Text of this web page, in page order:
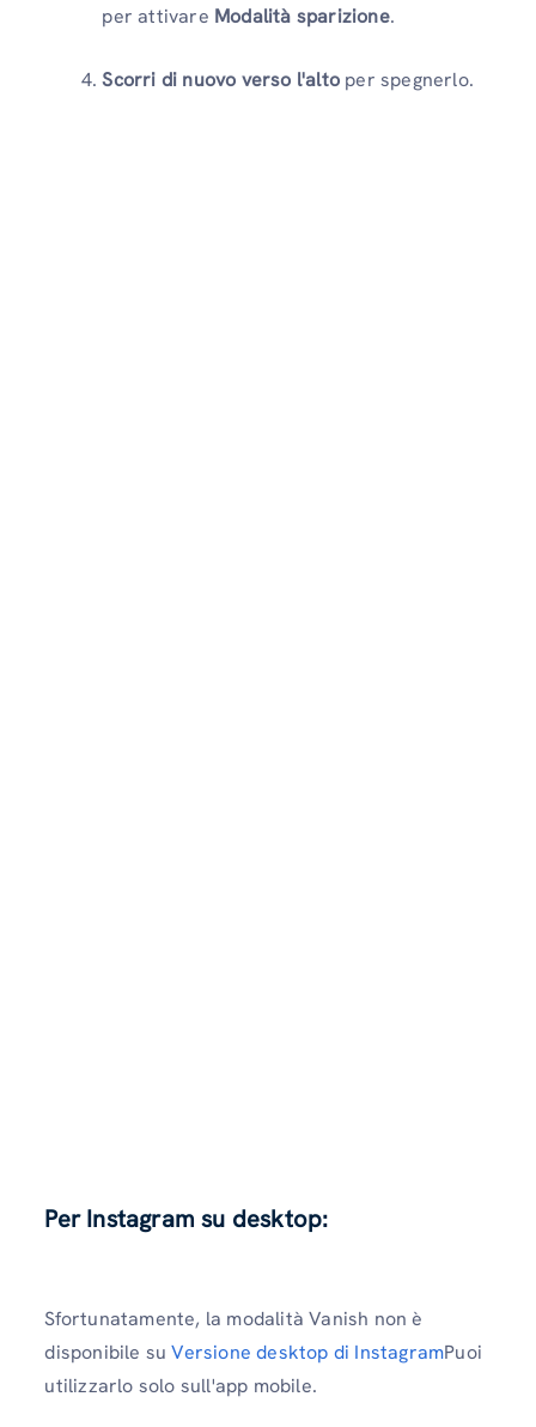
per attivare Modalità sparizione.
Scorri di nuovo verso l'alto per spegnerlo.
Per Instagram su desktop:
Sfortunatamente, la modalità Vanish non è
disponibile suVersione desktop di InstagramPuoi
utilizzarlo solo sull'app mobile.